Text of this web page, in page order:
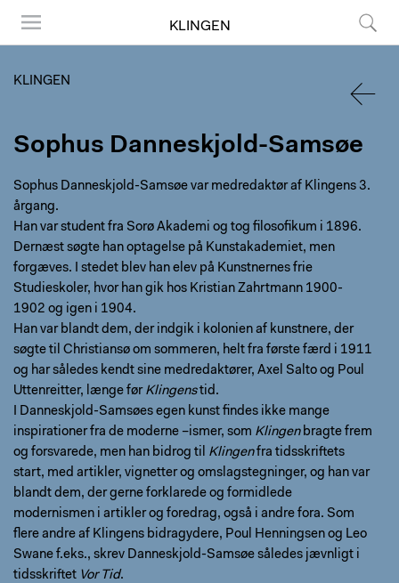
KLINGEN
KLINGEN
Sophus Danneskjold-Samsøe
Sophus Danneskjold-Samsøe var medredaktør af Klingens 3.
årgang.
Han var student fra Sorø Akademi og tog filosofikum i 1896.
Dernæst søgte han optagelse på Kunstakademiet, men
forgæves. I stedet blev han elev på Kunstnernes frie
Studieskoler, hvor han gik hos Kristian Zahrtmann 1900-
1902 og igen i 1904.
Han var blandt dem, der indgik i kolonien af kunstnere, der
søgte til Christiansø om sommeren, helt fra første færd i 1911
og har således kendt sine medredaktører, Axel Salto og Poul
Uttenreitter, længe før Klingenstid.
I Danneskjold-Samsøes egen kunst findes ikke mange
inspirationer fra de moderne –ismer, som Klingenbragte frem
og forsvarede, men han bidrog til Klingenfra tidsskriftets
start, med artikler, vignetter og omslagstegninger, og han var
blandt dem, der gerne forklarede og formidlede
modernismen i artikler og foredrag, også i andre fora. Som
flere andre af Klingens bidragydere, Poul Henningsen og Leo
Swane f.eks., skrev Danneskjold-Samsøe således jævnligt i
tidsskriftet Vor Tid.